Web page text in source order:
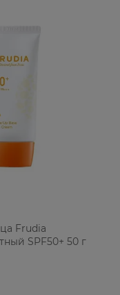
Frudia
SPF50+ 50 г